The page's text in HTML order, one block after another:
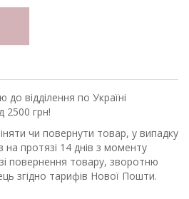
відділення по Україні
2500 грн!
чи повернути товар, у випадку
на протязі 14 днів з моменту
повернення товару, зворотню
згідно тарифів Нової Пошти.